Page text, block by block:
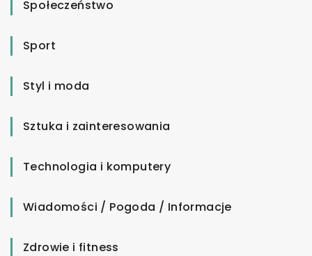
Społeczeństwo
Sport
Styl i moda
Sztuka i zainteresowania
Technologia i komputery
Wiadomości / Pogoda / Informacje
Zdrowie i fitness